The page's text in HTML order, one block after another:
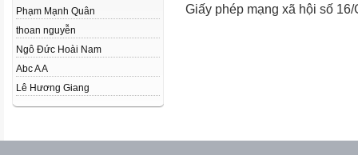
Phạm Mạnh Quân
thoan nguyễn
Ngô Đức Hoài Nam
Abc A A
Lê Hương Giang
Giấy phép mạng xã hội số